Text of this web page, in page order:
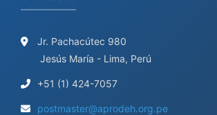
Jr. Pachacútec 980
Jesús María - Lima, Perú
+51 (1) 424-7057
postmaster@aprodeh.org.pe